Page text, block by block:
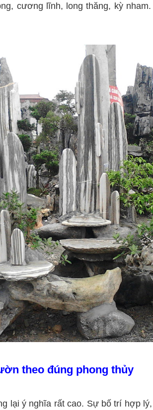
lĩnh, long thăng, kỳ nham.
theo đúng phong thủy
ý nghĩa rất cao. Sự bố trí hợp lý,